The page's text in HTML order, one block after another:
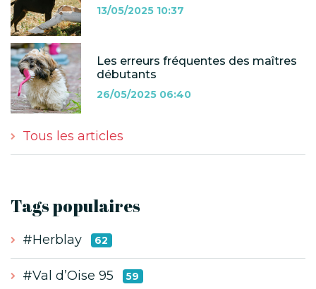
13/05/2025 10:37
Les erreurs fréquentes des maîtres
débutants
26/05/2025 06:40
Tous les articles
Tags populaires
#Herblay 62
#Val d’Oise 95 59